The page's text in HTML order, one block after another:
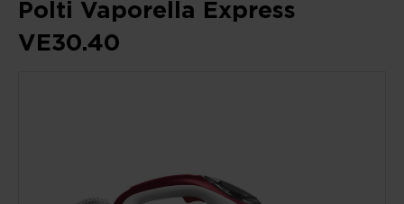
Polti Vaporella Express
VE30.40